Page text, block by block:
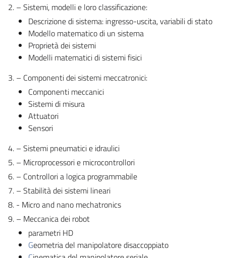
2. – Sistemi, modelli e loro classificazione:
Descrizione di sistema: ingresso-uscita, variabili di stato
Modello matematico di un sistema
Proprietà dei sistemi
Modelli matematici di sistemi fisici
3. – Componenti dei sistemi meccatronici:
Componenti meccanici
Sistemi di misura
Attuatori
Sensori
4. – Sistemi pneumatici e idraulici
5. – Microprocessori e microcontrollori
6. – Controllori a logica programmabile
7. – Stabilità dei sistemi lineari
8. - Micro and nano mechatronics
9. – Meccanica dei robot
parametri HD
Geometria del manipolatore disaccoppiato